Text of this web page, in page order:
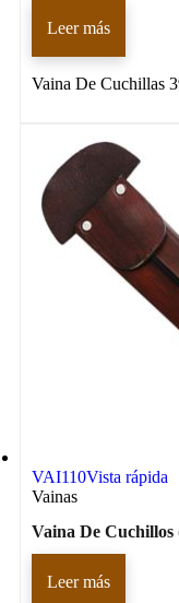
Leer más
Vaina De Cuchillas
VAI110Vista rápida
Vainas
Vaina De Cuchillos
Leer más